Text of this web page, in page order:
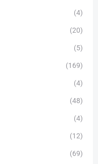
(4)
(20)
(5)
(169)
(4)
(48)
(4)
(12)
(69)